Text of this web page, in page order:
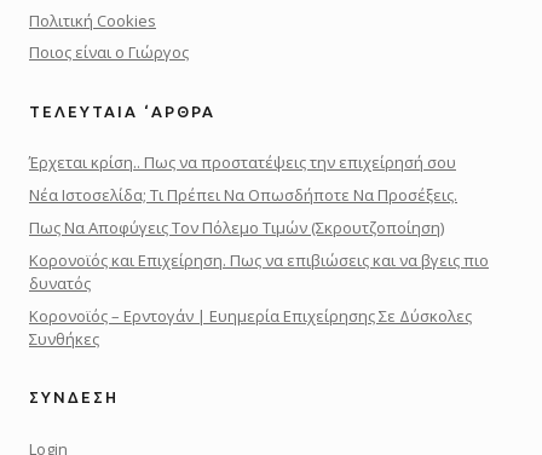
Πολιτική Cookies
Ποιος είναι ο Γιώργος
ΤΕΛΕΥΤΑΊΑ ‘ΑΡΘΡΑ
Έρχεται κρίση.. Πως να προστατέψεις την επιχείρησή σου
Νέα Ιστοσελίδα; Τι Πρέπει Να Οπωσδήποτε Να Προσέξεις.
Πως Να Αποφύγεις Τον Πόλεμο Τιμών (Σκρουτζοποίηση)
Κορονοϊός και Επιχείρηση. Πως να επιβιώσεις και να βγεις πιο
δυνατός
Κορονοϊός – Ερντογάν | Ευημερία Επιχείρησης Σε Δύσκολες
Συνθήκες
ΣΎΝΔΕΣΗ
Login